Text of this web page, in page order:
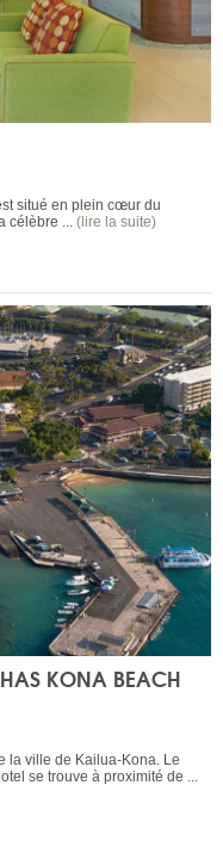
situé en plein cœur du
célèbre ... (lire la suite)
KONA BEACH
la ville de Kailua-Kona. Le
se trouve à proximité de ...